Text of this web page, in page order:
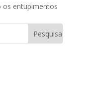
os entupimentos